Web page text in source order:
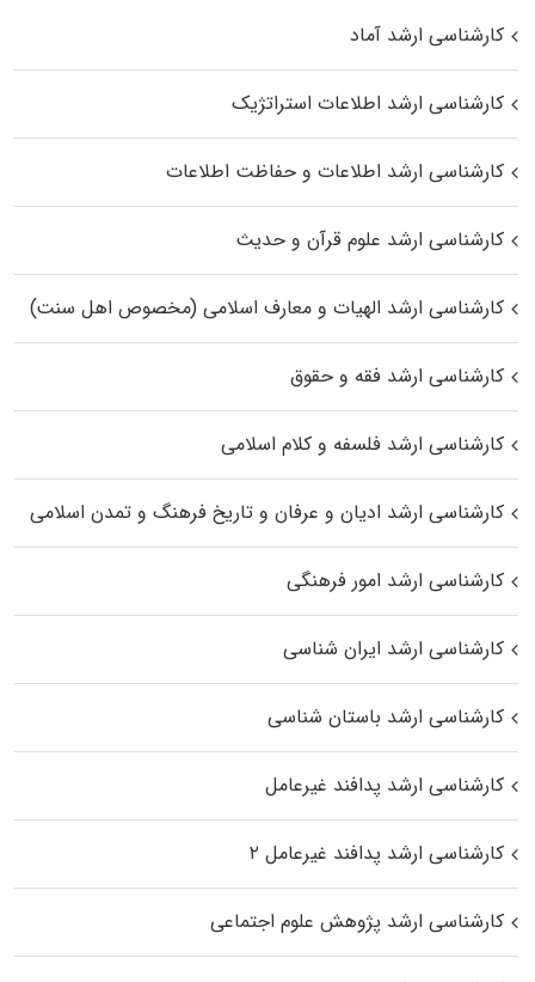
کارشناسی ارشد آماد
کارشناسی ارشد اطلاعات استراتژیک
کارشناسی ارشد اطلاعات و حفاظت اطلاعات
کارشناسی ارشد علوم قرآن و حدیث
کارشناسی ارشد الهیات و معارف اسلامی (مخصوص اهل سنت)
کارشناسی ارشد فقه و حقوق
کارشناسی ارشد فلسفه و کلام اسلامی
کارشناسی ارشد ادیان و عرفان و تاریخ فرهنگ و تمدن اسلامی
کارشناسی ارشد امور فرهنگی
کارشناسی ارشد ایران شناسی
کارشناسی ارشد باستان شناسی
کارشناسی ارشد پدافند غیرعامل
کارشناسی ارشد پدافند غیرعامل ۲
کارشناسی ارشد پژوهش علوم اجتماعی